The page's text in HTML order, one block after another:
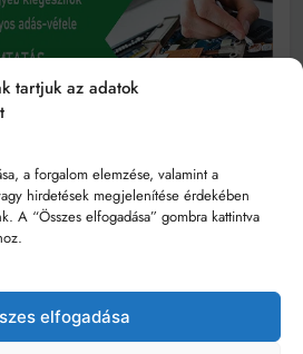
tartjuk az adatok
a forgalom elemzése, valamint a
hirdetések megjelenítése érdekében
A “Összes elfogadása” gombra kattintva
elfogadása